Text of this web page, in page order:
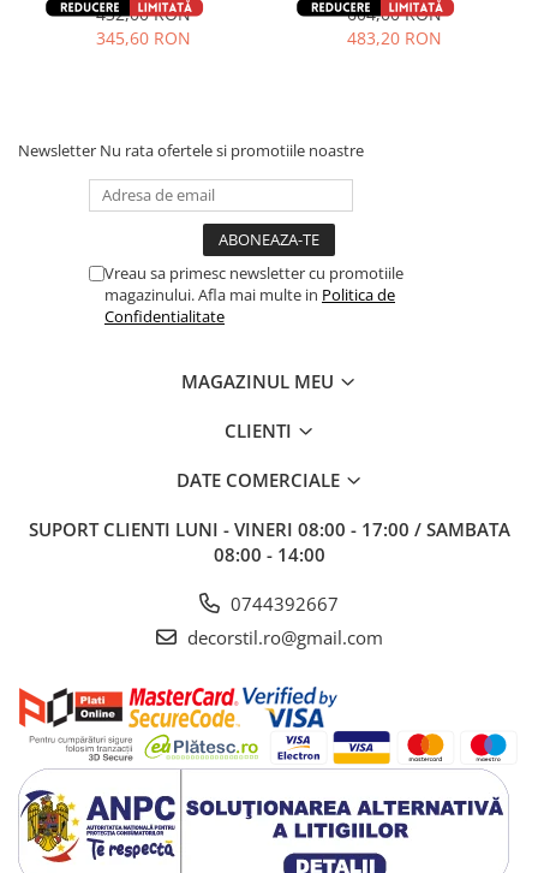
432,00 RON
345,60 RON
604,00 RON
483,20 RON
Newsletter Nu rata ofertele si promotiile noastre
Vreau sa primesc newsletter cu promotiile
magazinului. Afla mai multe in Politica de
Confidentialitate
MAGAZINUL MEU
CLIENTI
DATE COMERCIALE
SUPORT CLIENTI LUNI - VINERI 08:00 - 17:00 / SAMBATA
08:00 - 14:00
0744392667
decorstil.ro@gmail.com